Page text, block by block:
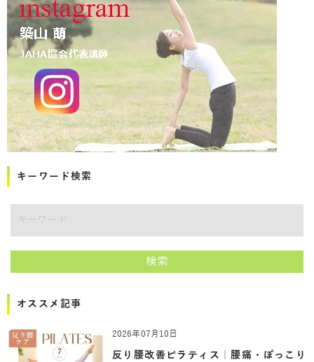
キーワード検索
検索
オススメ記事
2026年07月10日
反り腰改善ピラティス｜腰痛・ぽっこり